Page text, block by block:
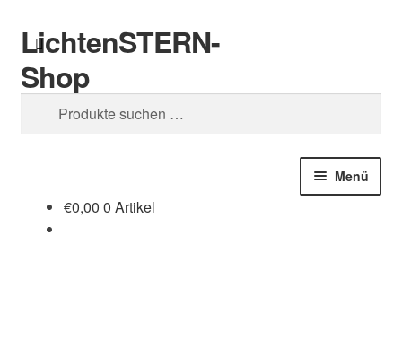
Zur
Navigation
springen
Zum
Inhalt
springen
LichtenSTERN-
Shop
Suchen
Suchen
Menü
€0,00 0 Artikel